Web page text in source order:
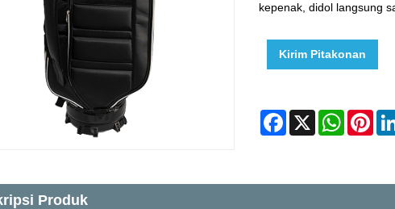
kepenak, didol langsung
Kirim Pitakonan
Facebook
X
Produk